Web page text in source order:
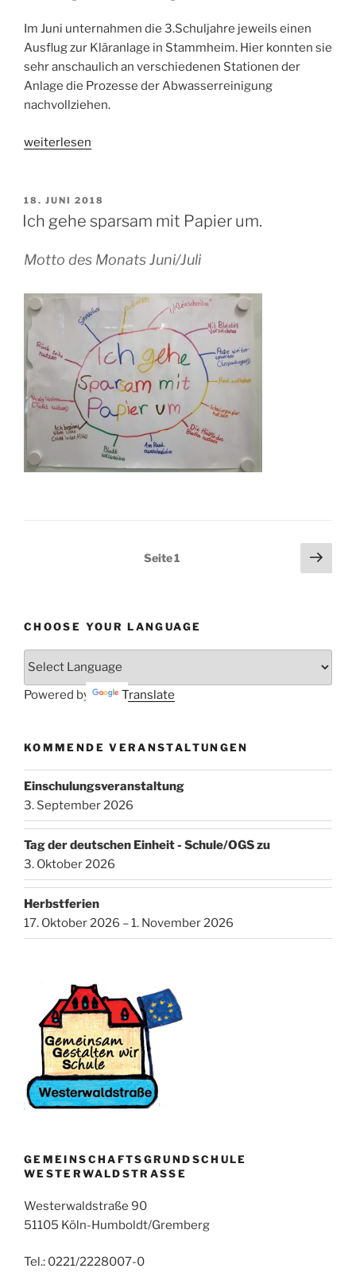
Im Juni unternahmen die 3.Schuljahre jeweils einen
Ausflug zur Kläranlage in Stammheim. Hier konnten sie
sehr anschaulich an verschiedenen Stationen der
Anlage die Prozesse der Abwasserreinigung
nachvollziehen.
„Ausflug
weiterlesen
VERÖFFENTLICHT
AM
18. JUNI 2018
Ich gehe sparsam mit Papier um.
Motto des Monats Juni/Juli
Seitennummerierung
Seite1
CHOOSE YOUR LANGUAGE
Powered by Translate
KOMMENDE VERANSTALTUNGEN
Einschulungsveranstaltung
3. September 2026
Tag der deutschen Einheit - Schule/OGS zu
3. Oktober 2026
Herbstferien
17. Oktober 2026 – 1. November 2026
GEMEINSCHAFTSGRUNDSCHULE
WESTERWALDSTRASSE
Westerwaldstraße 90
51105 Köln-Humboldt/Gremberg
Tel.: 0221/2228007-0